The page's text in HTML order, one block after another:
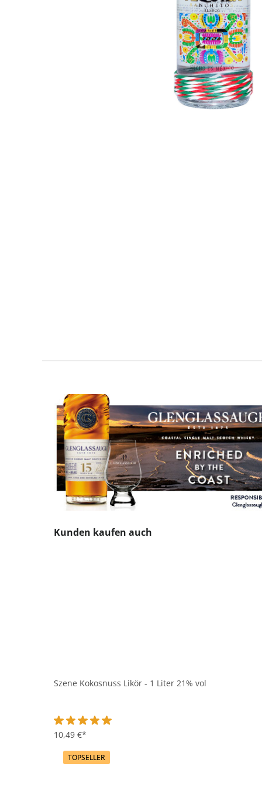
Produktgalerie überspringen
Kunden kaufen auch
Szene Kokosnuss Likör - 1 Liter 21% vol
Durchschnittliche Bewertung von 5 von 5 Sternen
10,49 €*
TOPSELLER